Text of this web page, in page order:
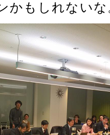
かもしれないな